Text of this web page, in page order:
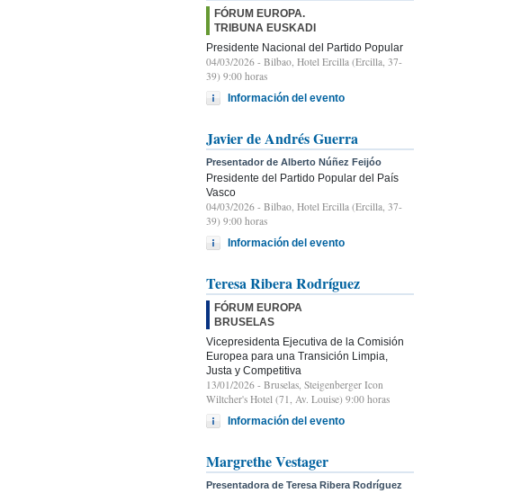
FÓRUM EUROPA.
TRIBUNA EUSKADI
Presidente Nacional del Partido Popular
04/03/2026 - Bilbao, Hotel Ercilla (Ercilla, 37-
39) 9:00 horas
Información del evento
Javier de Andrés Guerra
Presentador de Alberto Núñez Feijóo
Presidente del Partido Popular del País
Vasco
04/03/2026 - Bilbao, Hotel Ercilla (Ercilla, 37-
39) 9:00 horas
Información del evento
Teresa Ribera Rodríguez
FÓRUM EUROPA
BRUSELAS
Vicepresidenta Ejecutiva de la Comisión
Europea para una Transición Limpia,
Justa y Competitiva
13/01/2026 - Bruselas, Steigenberger Icon
Wiltcher's Hotel (71, Av. Louise) 9:00 horas
Información del evento
Margrethe Vestager
Presentadora de Teresa Ribera Rodríguez